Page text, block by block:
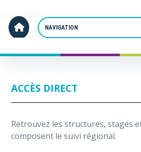
Accueil Stages et
ACCÈS DIRECT
Retrouvez les structures, stages
composent le suivi régional.